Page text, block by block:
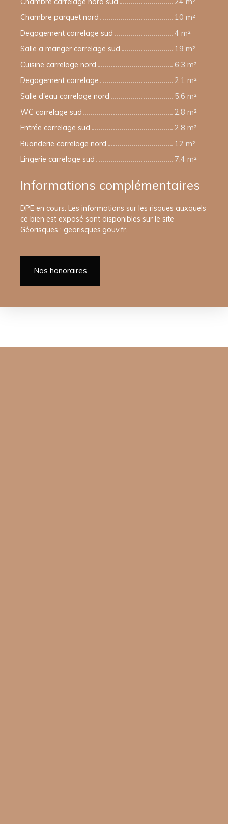
Chambre parquet nord
10 m²
Degagement carrelage sud
4 m²
Salle a manger carrelage sud
19 m²
Cuisine carrelage nord
6,3 m²
Degagement carrelage
2,1 m²
Salle d'eau carrelage nord
5,6 m²
WC carrelage sud
2,8 m²
Entrée carrelage sud
2,8 m²
Buanderie carrelage nord
12 m²
Lingerie carrelage sud
7,4 m²
Informations complémentaires
DPE en cours. Les informations sur les risques auxquels
ce bien est exposé sont disponibles sur le site
Géorisques : georisques.gouv.fr.
Nos honoraires